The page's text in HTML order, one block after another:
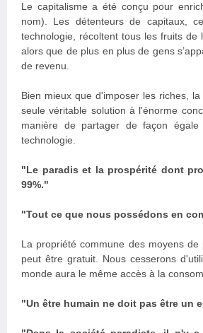
Le capitalisme a été conçu pour
nom). Les détenteurs de capitaux,
technologie, récoltent tous les fruits
alors que de plus en plus de gens
de revenu.
Bien mieux que d'imposer les riches,
seule véritable solution à l'énorme
manière de partager de façon
technologie.
"Le paradis et la prospérité dont
99%."
"Tout ce que nous possédons en
La propriété commune des moyens
peut être gratuit. Nous cesserons
monde aura le même accès à la
"Un être humain ne doit pas être un